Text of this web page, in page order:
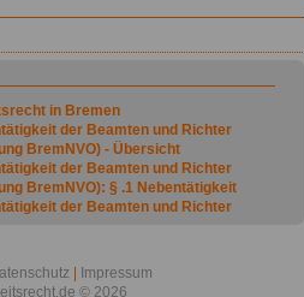
in Bremen
der Beamten und Richter
BremNVO) - Übersicht
der Beamten und Richter
BremNVO): § .1 Nebentätigkeit
der Beamten und Richter
der Beamten und Richter
BremNVO): § .3 Zulässigkeit von
Impressum
© 2026